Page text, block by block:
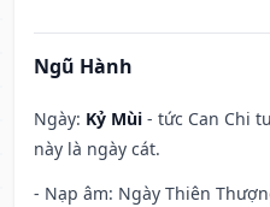
Ngũ Hành
Ngày: Kỷ Mùi - tức Can Chi
này là ngày cát.
- Nạp âm: Ngày Thiên